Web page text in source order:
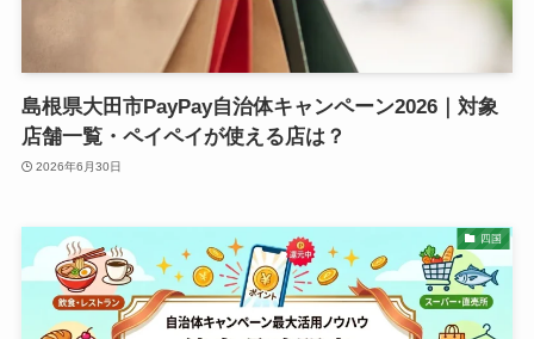
島根県大田市PayPay自治体キャンペーン2026｜対象
店舗一覧・ペイペイが使える店は？
2026年6月30日
四国